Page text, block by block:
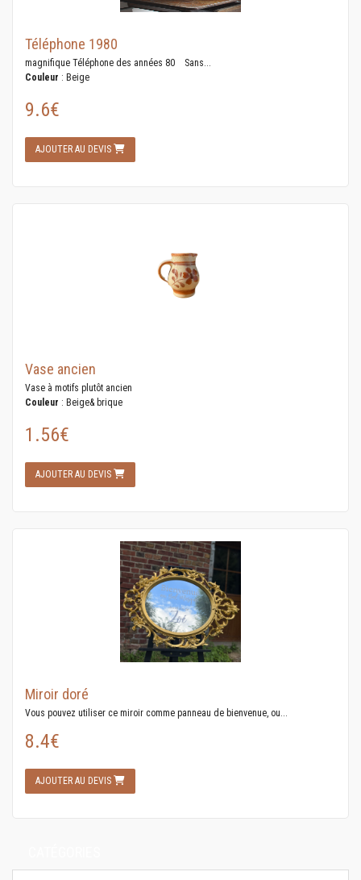
Téléphone 1980
magnifique Téléphone des années 80 Sans...
Couleur : Beige
9.6€
AJOUTER AU DEVIS
Vase ancien
Vase à motifs plutôt ancien
Couleur : Beige& brique
1.56€
AJOUTER AU DEVIS
Miroir doré
Vous pouvez utiliser ce miroir comme panneau de bienvenue, ou...
8.4€
AJOUTER AU DEVIS